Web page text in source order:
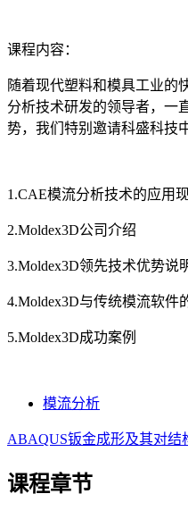
课程内容：
随着现代塑料和模具工业的
分析技术研发的领导者，一
势，我们特别邀请科盛科技
1.CAE模流分析技术的应用
2.Moldex3D公司介绍
3.Moldex3D领先技术优势说
4.Moldex3D与传统模流软件
5.Moldex3D成功案例
模流分析
ABAQUS钣金成形及其对结
课程章节